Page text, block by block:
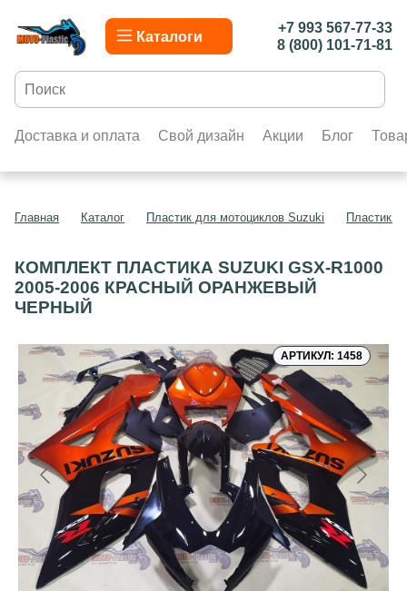
Каталоги
+7 993 567-77-33
8 (800) 101-71-81
Доставка и оплата Свой дизайн Акции Блог
Главная Каталог Пластик для мотоциклов Suzuki Пластик
КОМПЛЕКТ ПЛАСТИКА SUZUKI GSX-R1000
2005-2006 КРАСНЫЙ ОРАНЖЕВЫЙ
ЧЕРНЫЙ
АРТИКУЛ: 1458